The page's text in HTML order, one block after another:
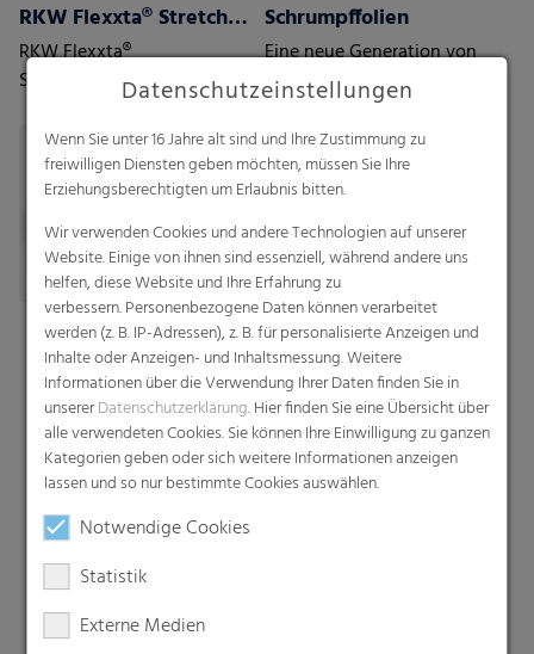
RKW Flexxta® Stretchhauben-Serie
RKW Flexxta®
Stretchhauben-Serie:
Flexibilität. Mit bis zu 35 %
PCR-Anteil.
Schrumpffolien
Eine neue Generation von
Schrumpffolien mit dem
Höchstmaß an Schutz
Suche
Datenschutzeinstellungen
Wenn Sie unter 16 Jahre alt sind und Ihre Zustimmung zu
freiwilligen Diensten geben möchten, müssen Sie Ihre
Erziehungsberechtigten um Erlaubnis bitten.
Wir verwenden Cookies und andere Technologien auf unserer
Website. Einige von ihnen sind essenziell, während andere uns
helfen, diese Website und Ihre Erfahrung zu
verbessern. Personenbezogene Daten können verarbeitet
werden (z. B. IP-Adressen), z. B. für personalisierte Anzeigen und
Inhalte oder Anzeigen- und Inhaltsmessung. Weitere
Informationen über die Verwendung Ihrer Daten finden Sie in
unsererDatenschutzerklärung. Hier finden Sie eine Übersicht über
alle verwendeten Cookies. Sie können Ihre Einwilligung zu ganzen
Kategorien geben oder sich weitere Informationen anzeigen
lassen und so nur bestimmte Cookies auswählen.
Notwendige Cookies
Statistik
Externe Medien